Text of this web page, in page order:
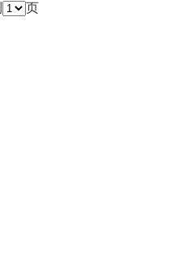
页